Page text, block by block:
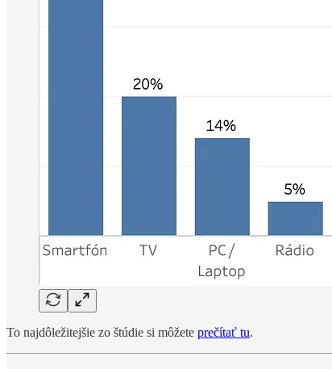
To najdôležitejšie zo štúdie si môžete prečítať tu.